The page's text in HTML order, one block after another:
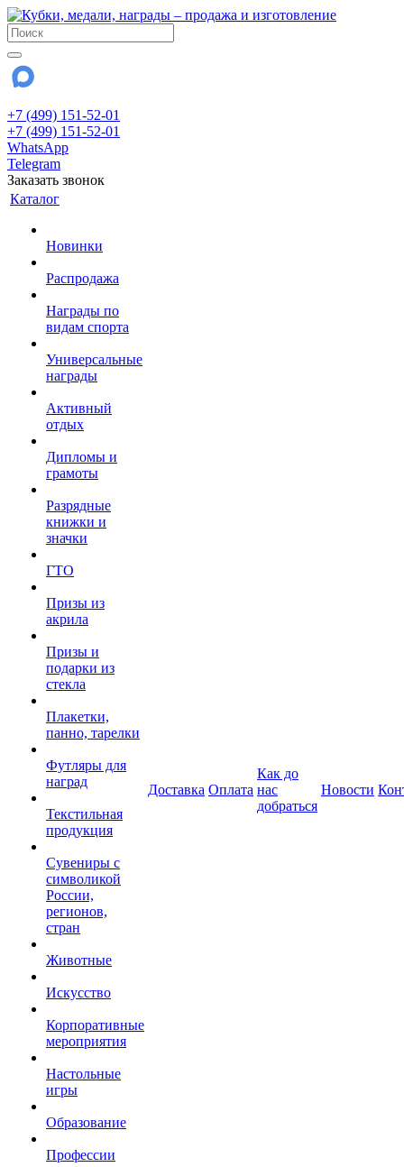
+7 (499) 151-52-01
+7 (499) 151-52-01
WhatsApp
Telegram
Заказать звонок
Каталог
Новинки
Распродажа
Награды по
видам спорта
Универсальные
награды
Активный
отдых
Дипломы и
грамоты
Разрядные
книжки и
значки
ГТО
Призы из
акрила
Призы и
подарки из
стекла
Плакетки,
панно, тарелки
Футляры для
наград
Текстильная
продукция
Сувениры с
символикой
России,
регионов,
стран
Животные
Искусство
Корпоративные
мероприятия
Настольные
игры
Образование
Профессии
Доставка Оплата
Как до
нас
добраться
Новости